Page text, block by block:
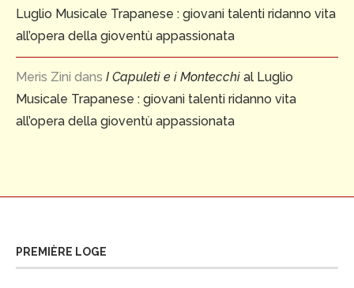
Luglio Musicale Trapanese : giovani talenti ridanno vita
all’opera della gioventù appassionata
Meris Zini dans I Capuleti e i Montecchi al Luglio
Musicale Trapanese : giovani talenti ridanno vita
all’opera della gioventù appassionata
PREMIÈRE LOGE